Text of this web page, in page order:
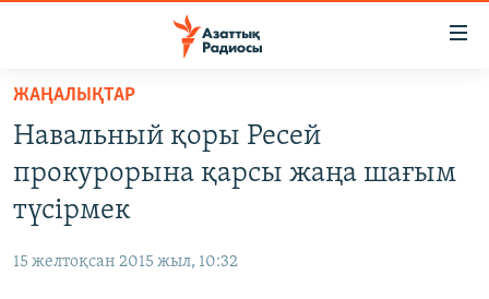
Skip
main
content
Skip
main
AZATTYQTV
АДАМ ҚҰҚЫҚТАРЫ
ЖАҢАЛЫҚТАР
Навальный қоры Ресей
прокурорына қарсы жаңа шағым
түсірмек
15 желтоқсан 2015 жыл, 10:32